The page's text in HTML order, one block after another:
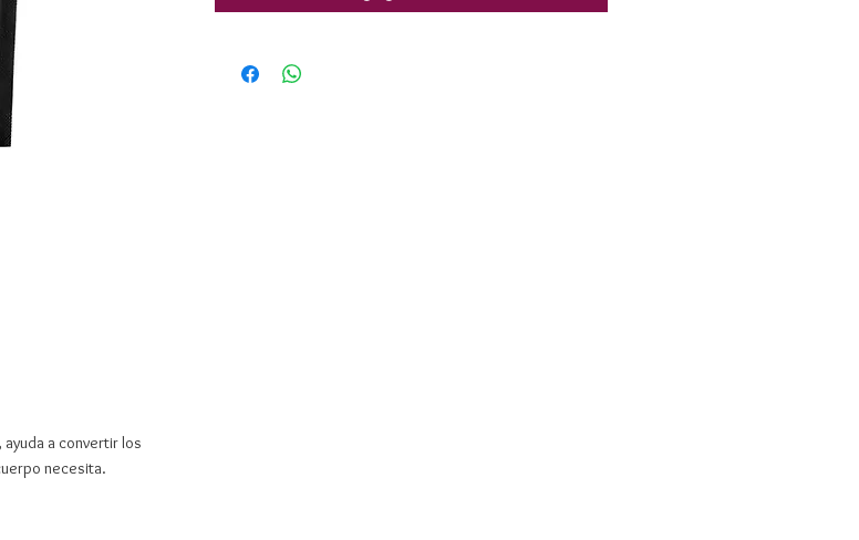
ayuda a convertir los
necesita.